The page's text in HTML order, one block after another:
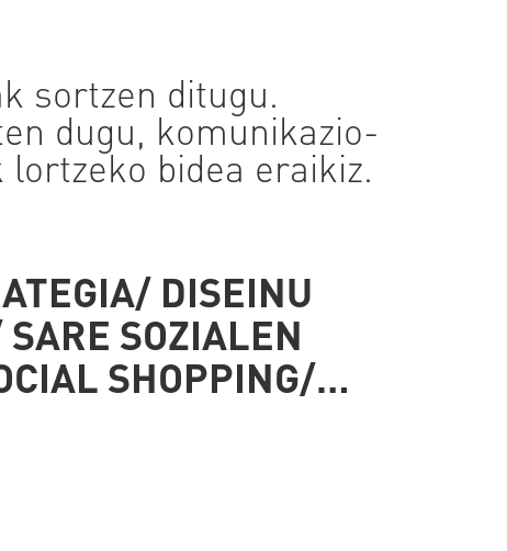
sortzen ditugu.
dugu, komunikazio-
bidea eraikiz.
DISEINU
SOZIALEN
SHOPPING/…